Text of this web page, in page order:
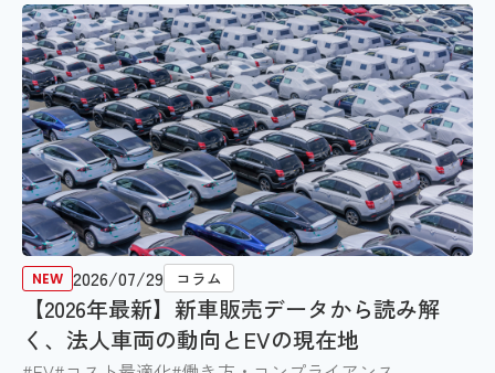
2026/07/29 コラム
【2026年最新】新車販売データから読み解
く、法人車両の動向とEVの現在地